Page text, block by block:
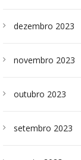
dezembro 2023
novembro 2023
outubro 2023
setembro 2023